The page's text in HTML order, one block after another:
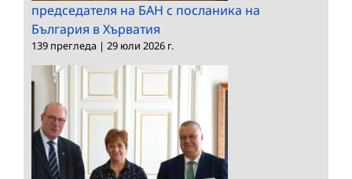
председателя на БАН с посланика на
България в Хърватия
139 прегледа | 29 юли 2026 г.